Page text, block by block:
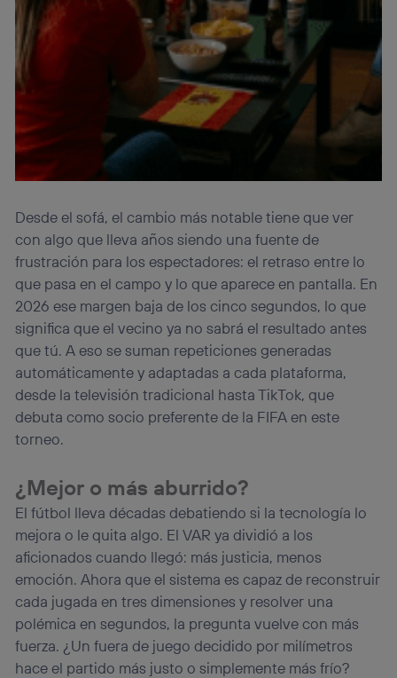
Desde el sofá, el cambio más notable tiene que ver
con algo que lleva años siendo una fuente de
frustración para los espectadores: el retraso entre lo
que pasa en el campo y lo que aparece en pantalla. En
2026 ese margen baja de los cinco segundos, lo que
significa que el vecino ya no sabrá el resultado antes
que tú. A eso se suman repeticiones generadas
automáticamente y adaptadas a cada plataforma,
desde la televisión tradicional hasta TikTok, que
debuta como socio preferente de la FIFA en este
torneo.
¿Mejor o más aburrido?
El fútbol lleva décadas debatiendo si la tecnología lo
mejora o le quita algo. El VAR ya dividió a los
aficionados cuando llegó: más justicia, menos
emoción. Ahora que el sistema es capaz de reconstruir
cada jugada en tres dimensiones y resolver una
polémica en segundos, la pregunta vuelve con más
fuerza. ¿Un fuera de juego decidido por milímetros
hace el partido más justo o simplemente más frío?